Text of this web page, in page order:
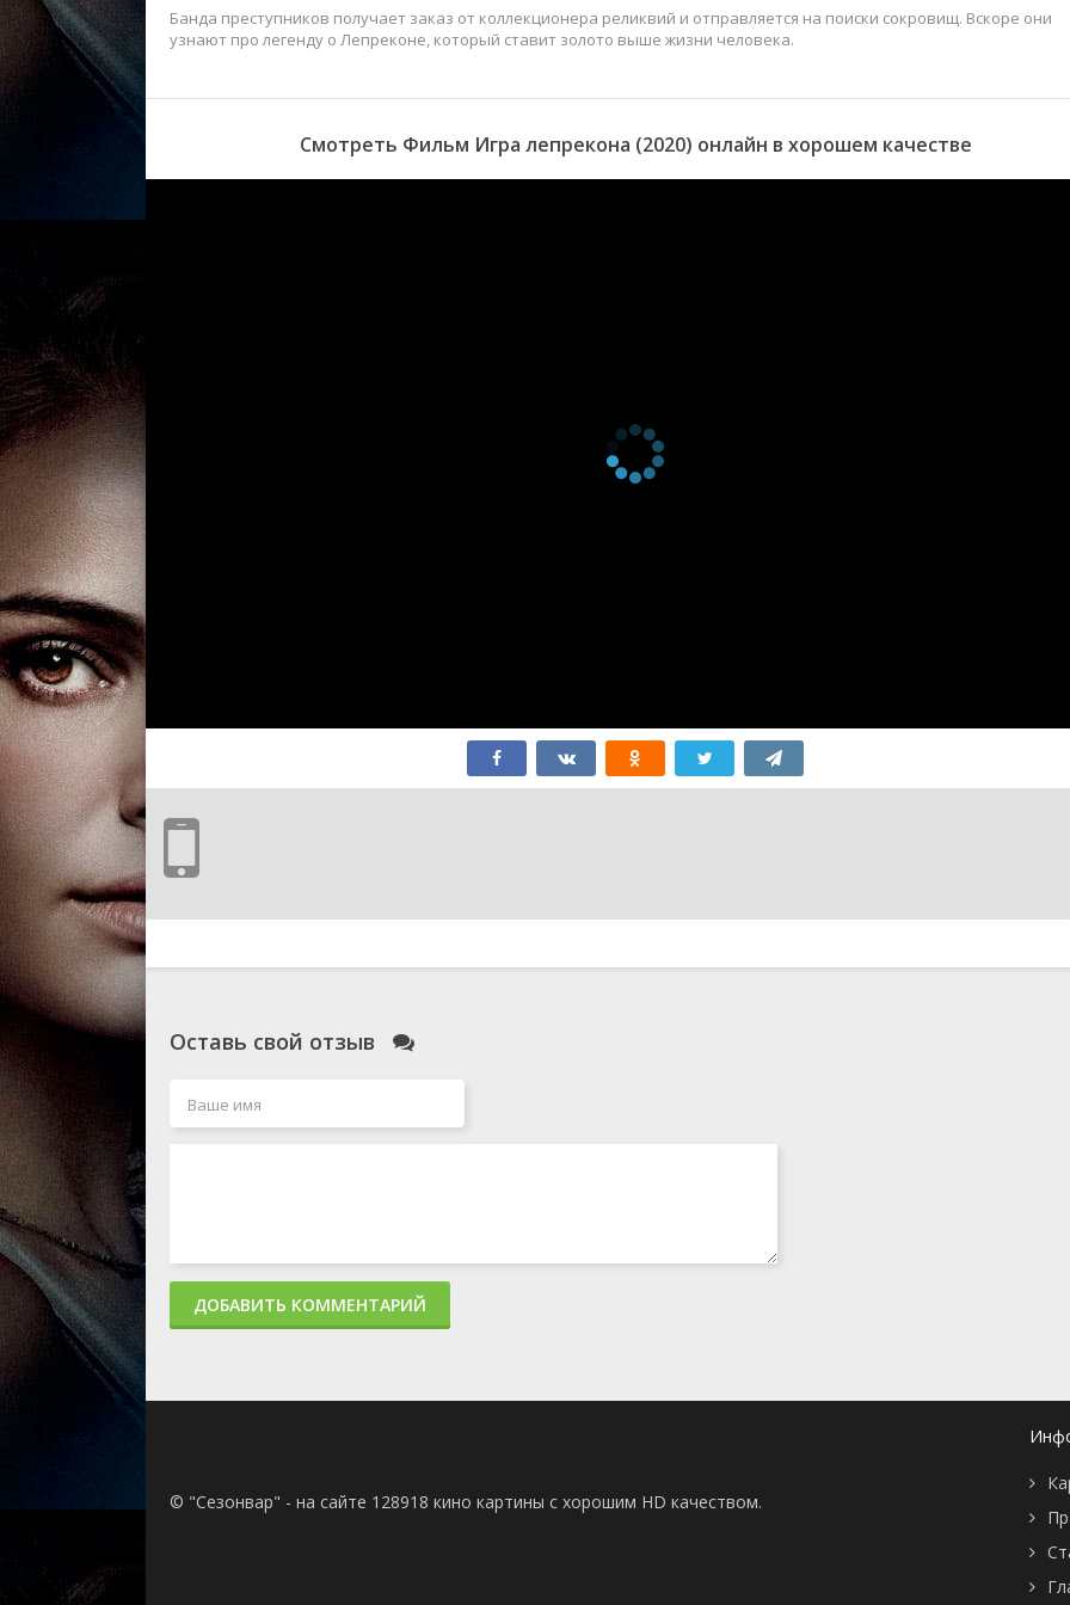
Банда преступников получает заказ от коллекционера реликвий и отправляется на поиски сокровищ. Вскоре они
узнают про легенду о Лепреконе, который ставит золото выше жизни человека.
Смотреть Фильм Игра лепрекона (2020) онлайн в хорошем качестве
Оставь свой отзыв
ДОБАВИТЬ КОММЕНТАРИЙ
© "Сезонвар" - на сайте 128918 кино картины с хорошим HD качеством.